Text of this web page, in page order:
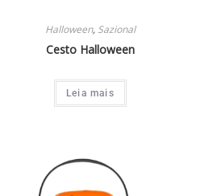
Halloween, Sazional
Cesto Halloween
Leia mais